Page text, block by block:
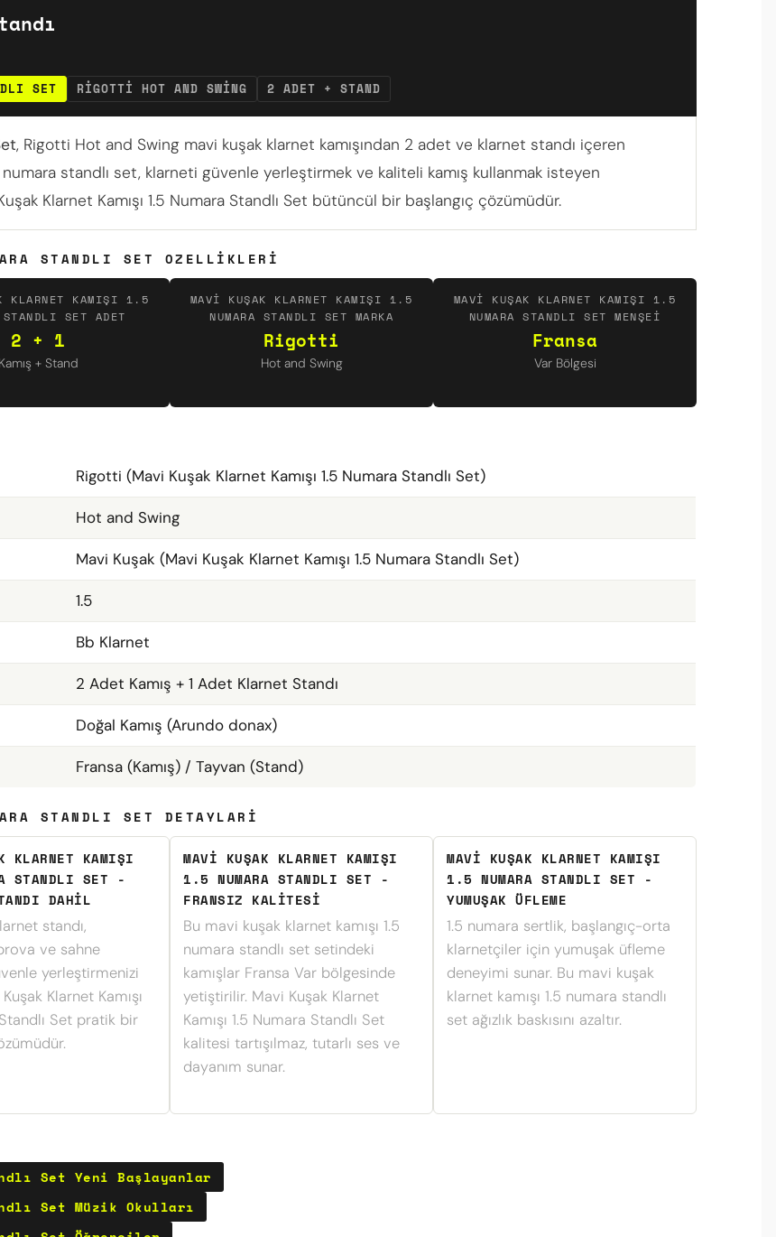
SET RIGOTTI HOT AND SWING 2 ADET + STAND
, Rigotti Hot and Swing mavi kuşak klarnet kamışından 2 adet ve klarnet standı içeren
numara standlı set, klarneti güvenle yerleştirmek ve kaliteli kamış kullanmak isteyen
Klarnet Kamışı 1.5 Numara Standlı Set bütüncül bir başlangıç çözümüdür.
STANDLI SET OZELLIKLERI
KLARNET KAMIŞI 1.5
STANDLI SET ADET
2 + 1
Kamış + Stand
MAVI KUŞAK KLARNET KAMIŞI 1.5
NUMARA STANDLI SET MARKA
Rigotti
Hot and Swing
MAVI KUŞAK KLARNET KAMIŞI 1.5
NUMARA STANDLI SET MENŞEI
Fransa
Var Bölgesi
Rigotti (Mavi Kuşak Klarnet Kamışı 1.5 Numara Standlı Set)
Hot and Swing
Mavi Kuşak (Mavi Kuşak Klarnet Kamışı 1.5 Numara Standlı Set)
1.5
Bb Klarnet
2 Adet Kamış + 1 Adet Klarnet Standı
Doğal Kamış (Arundo donax)
Fransa (Kamış) / Tayvan (Stand)
STANDLI SET DETAYLARI
KLARNET KAMIŞI
STANDLI SET -
DAHIL
standı,
ve sahne
yerleştirmenizi
Klarnet Kamışı
Set pratik bir
MAVI KUŞAK KLARNET KAMIŞI
1.5 NUMARA STANDLI SET -
FRANSIZ KALITESI
Bu mavi kuşak klarnet kamışı 1.5
numara standlı set setindeki
kamışlar Fransa Var bölgesinde
yetiştirilir. Mavi Kuşak Klarnet
Kamışı 1.5 Numara Standlı Set
kalitesi tartışılmaz, tutarlı ses ve
dayanım sunar.
MAVI KUŞAK KLARNET KAMIŞI
1.5 NUMARA STANDLI SET -
YUMUŞAK ÜFLEME
1.5 numara sertlik, başlangıç-orta
klarnetçiler için yumuşak üfleme
deneyimi sunar. Bu mavi kuşak
klarnet kamışı 1.5 numara standlı
set ağızlık baskısını azaltır.
Set Yeni Başlayanlar
Set Müzik Okulları